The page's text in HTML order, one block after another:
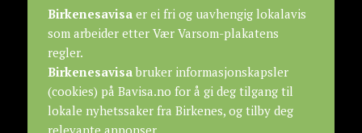
Birkenesavisaer ei fri og uavhengig lokalavis
som arbeider etter Vær Varsom-plakatens
regler.
Birkenesavisabruker informasjonskapsler
(cookies) på Bavisa.no for å gi deg tilgang til
lokale nyhetssaker fra Birkenes, og tilby deg